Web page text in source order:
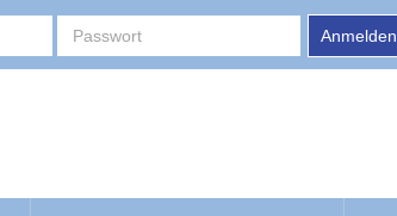
Anmelden